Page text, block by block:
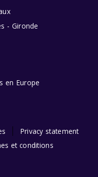
- Gironde
en Europe
Privacy statement
et conditions